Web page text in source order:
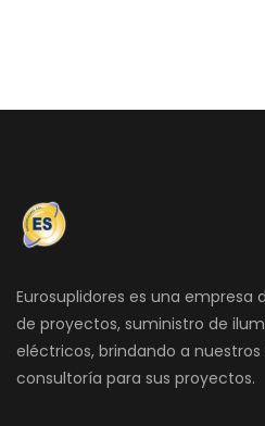
Eurosuplidores es una empresa
de proyectos, suministro de
eléctricos, brindando a
consultoría para sus proyectos.